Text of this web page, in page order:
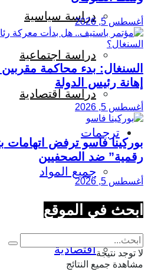
دراسة سياسية
دراسة اجتماعية
دراسة اقتصادية
ترجمات
جميع المواد
اجتماعية
اقتصادية
أغسطس 5, 2026
السنغال: بدء محاكمة
إهانة رئيس الدولة
أغسطس 5, 2026
بوركينا فاسو ترفض اتهامات
رقمية” ضد الصحفيين
أغسطس 5, 2026
ابحث في الموقع
لا توجد نتيجة
مشاهدة جميع النتائج